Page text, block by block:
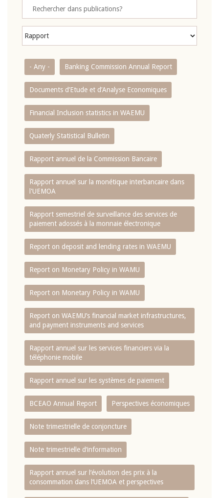
- Any - Banking Commission Annual Report
Documents d’Etude et d’Analyse Economiques
Financial Inclusion statistics in WAEMU
Quaterly Statistical Bulletin
Rapport annuel de la Commission Bancaire
Rapport annuel sur la monétique interbancaire dans
l'UEMOA
Rapport semestriel de surveillance des services de
paiement adossés à la monnaie électronique
Report on deposit and lending rates in WAEMU
Report on Monetary Policy in WAMU
Report on Monetary Policy in WAMU
Report on WAEMU’s financial market infrastructures,
and payment instruments and services
Rapport annuel sur les services financiers via la
téléphonie mobile
Rapport annuel sur les systèmes de paiement
BCEAO Annual Report Perspectives économiques
Note trimestrielle de conjoncture
Note trimestrielle d‘information
Rapport annuel sur l‘évolution des prix à la
consommation dans l‘UEMOA et perspectives